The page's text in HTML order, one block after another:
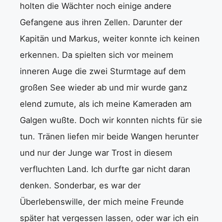
holten die Wächter noch einige andere
Gefangene aus ihren Zellen. Darunter der
Kapitän und Markus, weiter konnte ich keinen
erkennen. Da spielten sich vor meinem
inneren Auge die zwei Sturmtage auf dem
großen See wieder ab und mir wurde ganz
elend zumute, als ich meine Kameraden am
Galgen wußte. Doch wir konnten nichts für sie
tun. Tränen liefen mir beide Wangen herunter
und nur der Junge war Trost in diesem
verfluchten Land. Ich durfte gar nicht daran
denken. Sonderbar, es war der
Überlebenswille, der mich meine Freunde
später hat vergessen lassen, oder war ich ein